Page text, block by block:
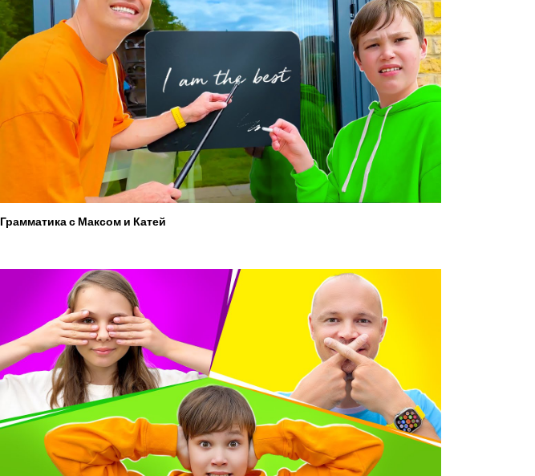
Грамматика с Максом и Катей